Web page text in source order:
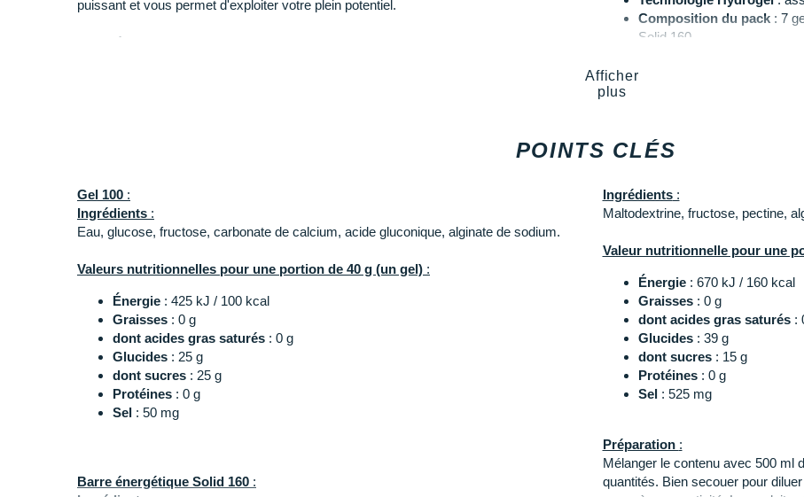
puissant et vous permet d'exploiter votre plein potentiel.
préparations pour boisson Drink Mix 320
Composition du pack: 7
Solid 160
Les autres produits
Afficher
plus
POINTS CLÉS
Gel 100 :
Ingrédients :
Eau, glucose, fructose, carbonate de calcium, acide gluconique, alginate de sodium.
Valeurs nutritionnelles pour une portion de 40 g (un gel) :
Énergie : 425 kJ / 100 kcal
Graisses : 0 g
dont acides gras saturés : 0 g
Glucides : 25 g
dont sucres : 25 g
Protéines : 0 g
Sel : 50 mg
Barre énergétique Solid 160 :
Ingrédients:
Maltodextrine, fructose, pectine,
Valeur nutritionnelle pour une
Énergie: 670 kJ / 160 kcal
Graisses: 0 g
dont acides gras saturés:
Glucides: 39 g
dont sucres: 15 g
Protéines: 0 g
Sel: 525 mg
Préparation :
Mélanger le contenu avec 500 ml
quantités. Bien secouer pour